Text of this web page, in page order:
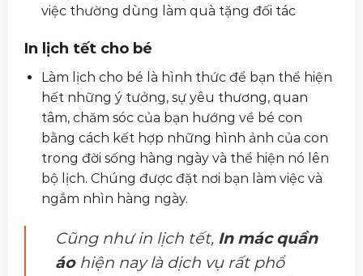
việc thường dùng làm quà tặng đối tác
In lịch tết cho bé
Làm lịch cho bé là hình thức để bạn thể hiện
hết những ý tưởng, sự yêu thương, quan
tâm, chăm sóc của bạn hướng về bé con
bằng cách kết hợp những hình ảnh của con
trong đời sống hàng ngày và thể hiện nó lên
bộ lịch. Chúng được đặt nơi bạn làm việc và
ngắm nhìn hàng ngày.
Cũng như in lịch tết, In mác quần
áohiện nay là dịch vụ rất phổ